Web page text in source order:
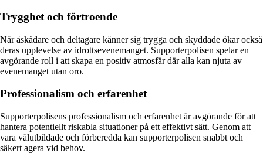
Trygghet och förtroende
När åskådare och deltagare känner sig trygga och skyddade ökar också
deras upplevelse av idrottsevenemanget. Supporterpolisen spelar en
avgörande roll i att skapa en positiv atmosfär där alla kan njuta av
evenemanget utan oro.
Professionalism och erfarenhet
Supporterpolisens professionalism och erfarenhet är avgörande för att
hantera potentiellt riskabla situationer på ett effektivt sätt. Genom att
vara välutbildade och förberedda kan supporterpolisen snabbt och
säkert agera vid behov.